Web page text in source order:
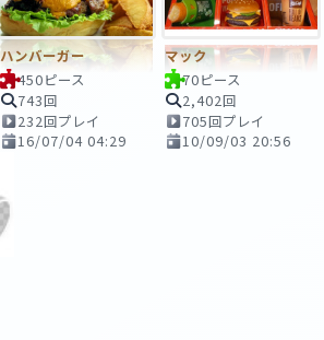
ハンバーガー
450ピース
743回
232回プレイ
16/07/04 04:29
マック
70ピース
2,402回
705回プレイ
10/09/03 20:56